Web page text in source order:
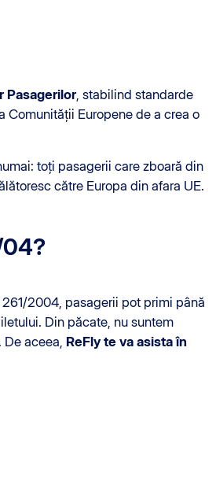
Pasagerilor, stabilind standarde
Europene de a crea o
toți pasagerii care zboară din
către Europa din afara UE.
04?
2004, pasagerii pot primi până
Din păcate, nu suntem
aceea, ReFly te va asista în